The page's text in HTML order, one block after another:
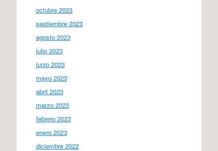
octubre 2023
septiembre 2023
agosto 2023
julio 2023
junio 2023
mayo 2023
abril 2023
marzo 2023
febrero 2023
enero 2023
diciembre 2022